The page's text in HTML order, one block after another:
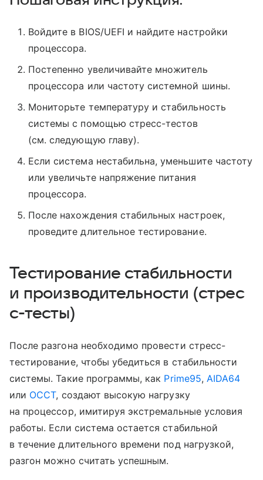
Войдите в BIOS/UEFI и найдите настройки
процессора.
Постепенно увеличивайте множитель
процессора или частоту системной шины.
Мониторьте температуру и стабильность
системы с помощью стресс-тестов
(см. следующую главу).
Если система нестабильна, уменьшите частоту
или увеличьте напряжение питания
процессора.
После нахождения стабильных настроек,
проведите длительное тестирование.
Тестирование стабильности
и производительности (стрес
с-тесты)
После разгона необходимо провести стресс-
тестирование, чтобы убедиться в стабильности
системы. Такие программы, как Prime95, AIDA64
или OCCT, создают высокую нагрузку
на процессор, имитируя экстремальные условия
работы. Если система остается стабильной
в течение длительного времени под нагрузкой,
разгон можно считать успешным.